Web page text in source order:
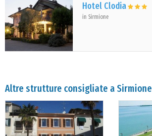
Hotel Clodia
in Sirmione
Altre strutture consigliate a Sirmione